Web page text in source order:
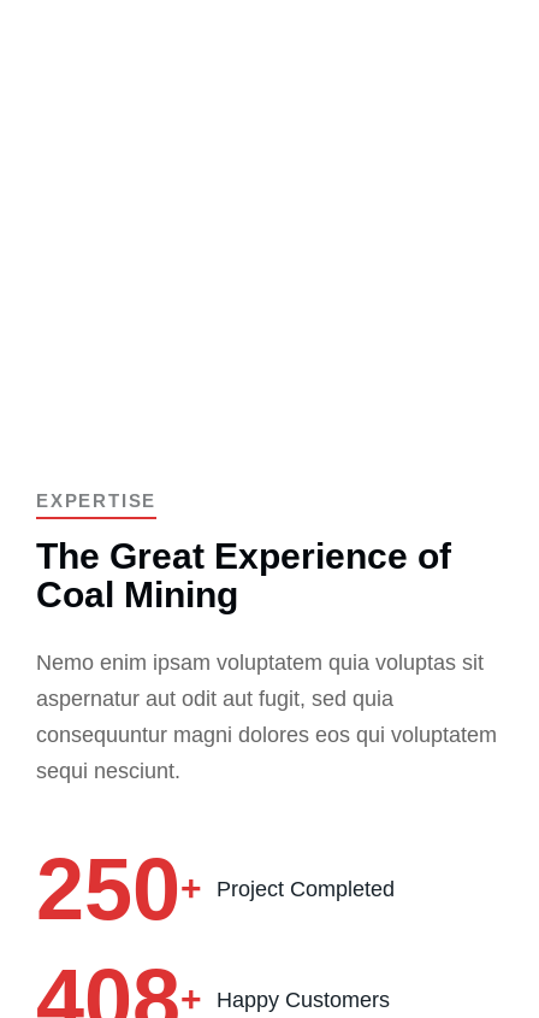
EXPERTISE
The Great Experience of
Coal Mining
Nemo enim ipsam voluptatem quia voluptas sit
aspernatur aut odit aut fugit, sed quia
consequuntur magni dolores eos qui voluptatem
sequi nesciunt.
250+ Project Completed
+ Happy Customers